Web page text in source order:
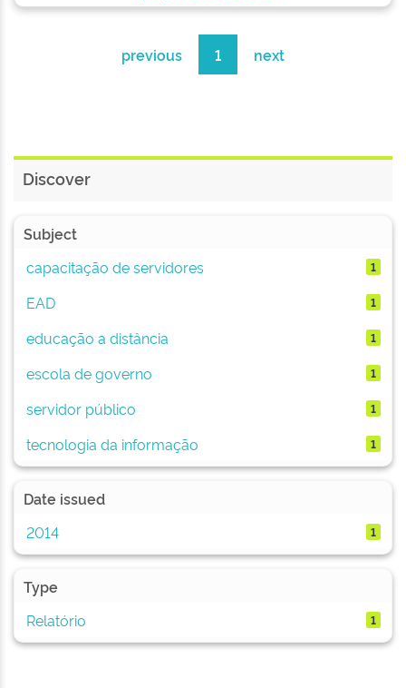
previous 1 next
Discover
Subject
capacitação de servidores
1
EAD 1
educação a distância 1
escola de governo 1
servidor público 1
tecnologia da informação 1
Date issued
2014
1
Type
Relatório
1